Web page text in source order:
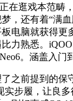
在逛戏本范畴
，还有着“满
电脑就获得更
力熟悉。
。涵盖入门
之前提到的保
实步履，让良